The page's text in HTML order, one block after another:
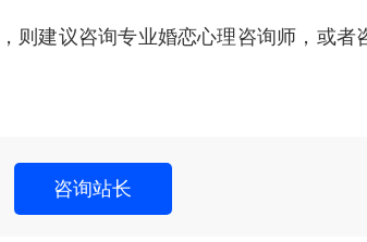
则建议咨询专业婚恋心理咨询师，或者